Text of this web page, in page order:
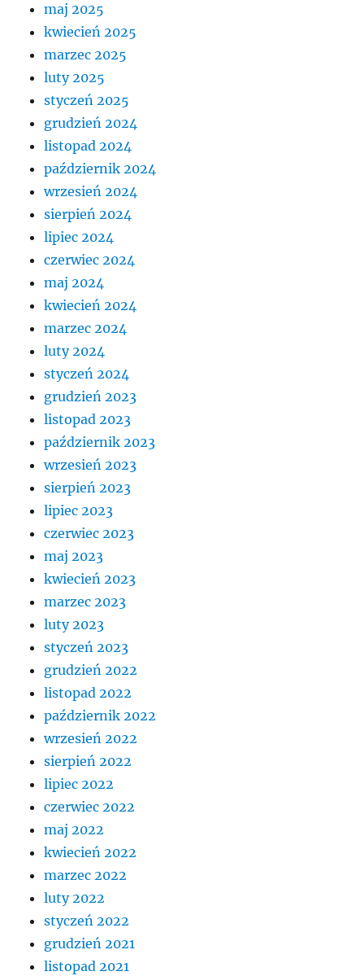
maj 2025
kwiecień 2025
marzec 2025
luty 2025
styczeń 2025
grudzień 2024
listopad 2024
październik 2024
wrzesień 2024
sierpień 2024
lipiec 2024
czerwiec 2024
maj 2024
kwiecień 2024
marzec 2024
luty 2024
styczeń 2024
grudzień 2023
listopad 2023
październik 2023
wrzesień 2023
sierpień 2023
lipiec 2023
czerwiec 2023
maj 2023
kwiecień 2023
marzec 2023
luty 2023
styczeń 2023
grudzień 2022
listopad 2022
październik 2022
wrzesień 2022
sierpień 2022
lipiec 2022
czerwiec 2022
maj 2022
kwiecień 2022
marzec 2022
luty 2022
styczeń 2022
grudzień 2021
listopad 2021